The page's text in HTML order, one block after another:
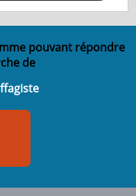
pouvant répondre
de